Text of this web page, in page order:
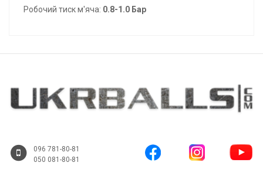
Робочий тиск м'яча: 0.8-1.0 Бар
096 781-80-81
050 081-80-81